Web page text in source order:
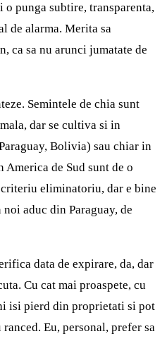
o punga subtire, transparenta,
de alarma. Merita sa
ca sa nu arunci jumatate de
Semintele de chia sunt
dar se cultiva si in
Bolivia) sau chiar in
de Sud sunt de o
eliminatoriu, dar e bine
aduc din Paraguay, de
data de expirare, da, dar
Cu cat mai proaspete, cu
isi pierd din proprietati si pot
Eu, personal, prefer sa